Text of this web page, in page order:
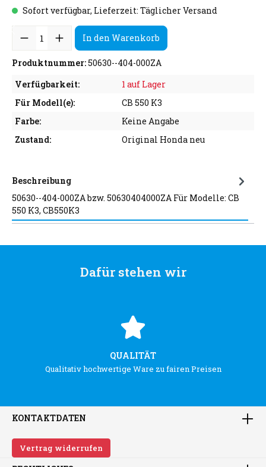
Sofort verfügbar, Lieferzeit: Täglicher Versand
In den Warenkorb
Produktnummer:50630--404-000ZA
Verfügbarkeit:
1 auf Lager
Für Modell(e):
CB 550 K3
Farbe:
Keine Angabe
Zustand:
Original Honda neu
Beschreibung
50630--404-000ZA bzw. 50630404000ZA Für Modelle: CB
550 K3, CB550K3
Dafür stehen wir
QUALITÄT
Qualitativ hochwertige Ware zu fairen Preisen
KONTAKTDATEN
Vertrag widerrufen